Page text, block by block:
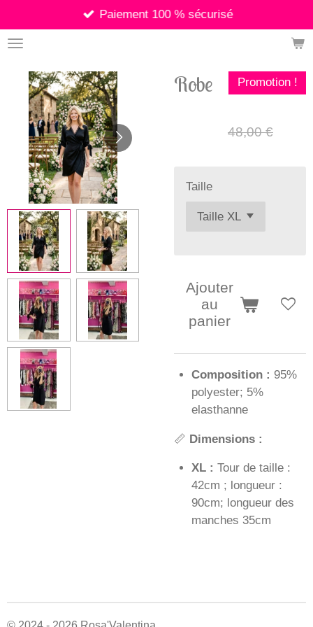
au
contenu
Paiement 100 % sécurisé
Robe Promotion !
48,00 €
Taille
Ajouter
au
panier
Composition : 95%
polyester; 5%
elasthanne
📏 Dimensions :
XL : Tour de taille :
42cm ; longueur :
90cm; longueur des
manches 35cm